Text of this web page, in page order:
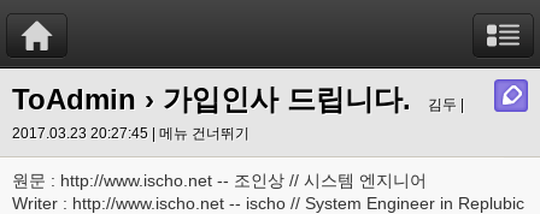
ToAdmin › 가입인사 드립니다.
김두 |
2017.03.23 20:27:45 | 메뉴 건너뛰기
원문 : http://www.ischo.net -- 조인상 // 시스템 엔지니어
Writer : http://www.ischo.net -- ischo // System Engineer in Replubic